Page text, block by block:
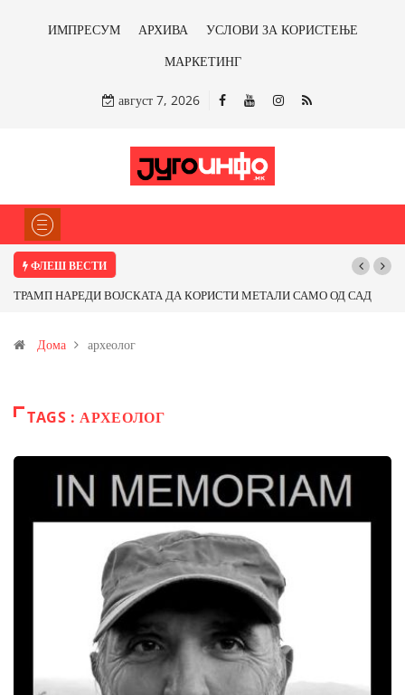
ИМПРЕСУМ АРХИВА
УСЛОВИ ЗА КОРИСТЕЊЕ
МАРКЕТИНГ
август 7, 2026
ФЛЕШ ВЕСТИ
ТРАМП НАРЕДИ ВОЈСКАТА ДА КОРИСТИ МЕТАЛИ САМО ОД САД
Иловица и со антимонот?
Дома археолог
TAGS : АРХЕОЛОГ